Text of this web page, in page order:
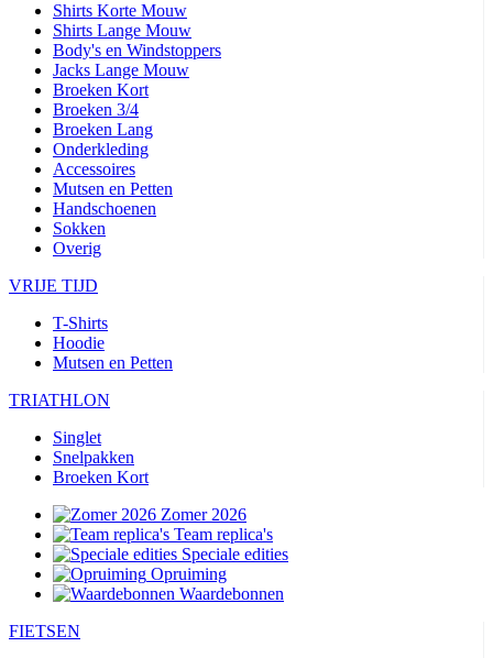
Shirts Korte Mouw
Shirts Lange Mouw
Body's en Windstoppers
Jacks Lange Mouw
Broeken Kort
Broeken 3/4
Broeken Lang
Onderkleding
Accessoires
Mutsen en Petten
Handschoenen
Sokken
Overig
VRIJE TIJD
T-Shirts
Hoodie
Mutsen en Petten
TRIATHLON
Singlet
Snelpakken
Broeken Kort
Zomer 2026
Team replica's
Speciale edities
Opruiming
Waardebonnen
FIETSEN